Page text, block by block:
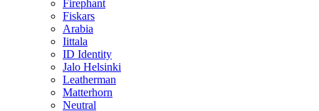
Firephant
Fiskars
Arabia
Iittala
ID Identity
Jalo Helsinki
Leatherman
Matterhorn
Neutral